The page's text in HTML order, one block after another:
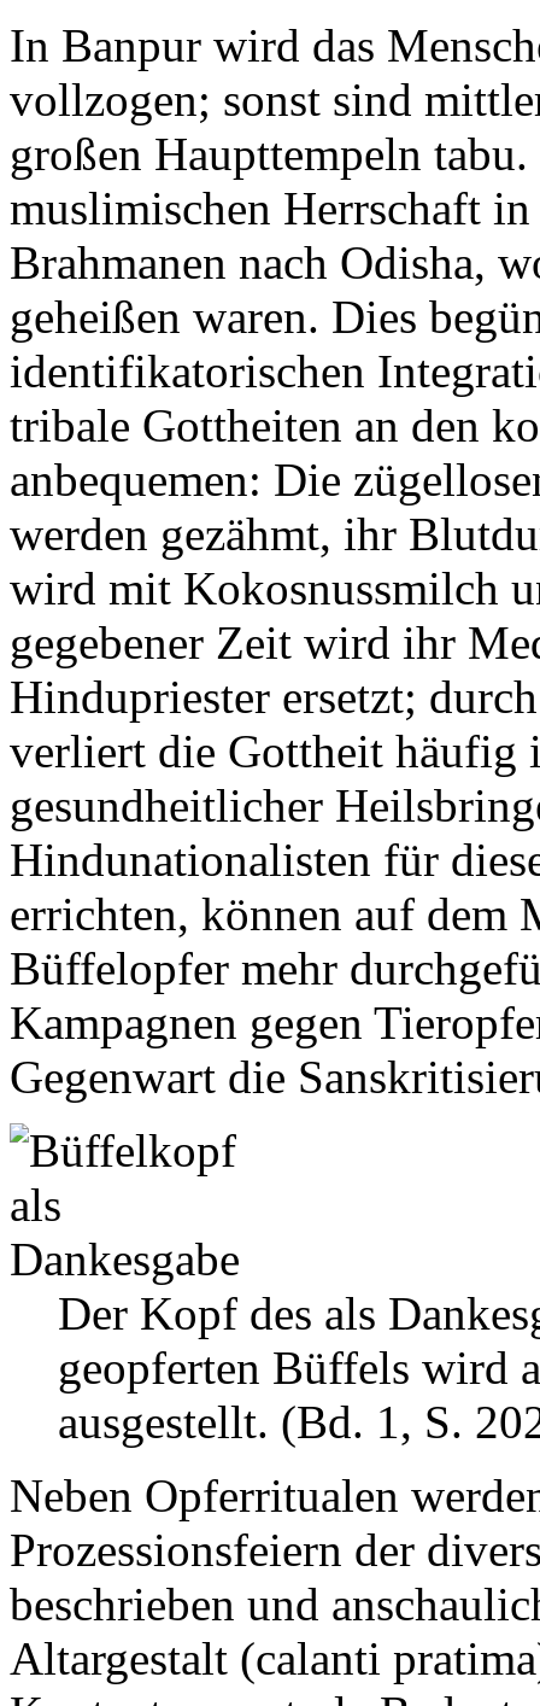
In Banpur wird das
vollzogen; sonst sind
großen Haupttempeln
muslimischen Herrschaft
Brahmanen nach Odisha,
geheißen waren. Dies
identifikatorischen
tribale Gottheiten an den
anbequemen: Die
werden gezähmt, ihr
wird mit Kokosnussmilch
gegebener Zeit wird ihr
Hindupriester ersetzt;
verliert die Gottheit häufig
gesundheitlicher
Hindunationalisten für
errichten, können auf dem
Büffelopfer mehr
Kampagnen gegen
Gegenwart die
Der Kopf des als
geopferten Büffels wird
ausgestellt. (Bd. 1, S.
Neben Opferritualen
Prozessionsfeiern der
beschrieben und
Altargestalt (calanti